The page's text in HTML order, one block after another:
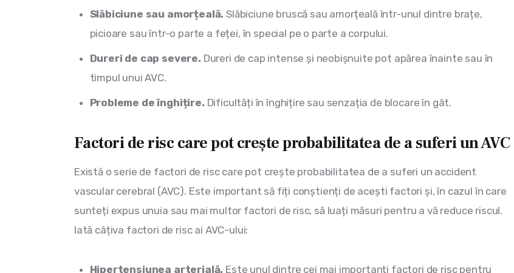
Slăbiciune sau amorțeală. Slăbiciune bruscă sau amorțeală într-unul dintre brațe,
picioare sau într-o parte a feței, în special pe o parte a corpului.
Dureri de cap severe. Dureri de cap intense și neobișnuite pot apărea înainte sau în
timpul unui AVC.
Probleme de înghițire. Dificultăți în înghițire sau senzația de blocare în gât.
Factori de risc care pot crește probabilitatea de a suferi un AVC
Există o serie de factori de risc care pot crește probabilitatea de a suferi un accident
vascular cerebral (AVC). Este important să fiți conștienți de acești factori și, în cazul în care
sunteți expus unuia sau mai multor factori de risc, să luați măsuri pentru a vă reduce riscul.
Iată câțiva factori de risc ai AVC-ului:
Hipertensiunea arterială. Este unul dintre cei mai importanți factori de risc pentru